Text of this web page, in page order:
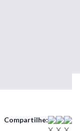
Compartilhe: